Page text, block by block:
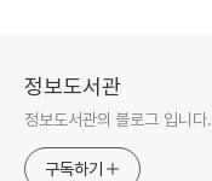
정보도서관
정보도서관의 블로그 입니다.
구독하기